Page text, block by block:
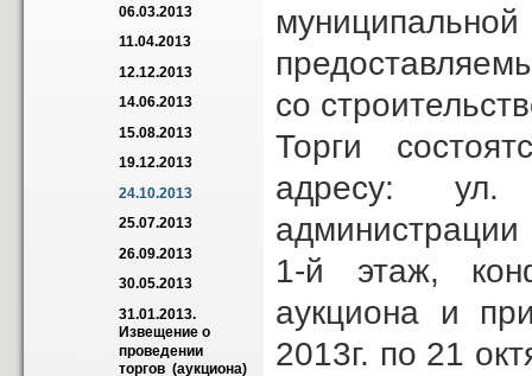
06.03.2013
11.04.2013
12.12.2013
14.06.2013
15.08.2013
19.12.2013
24.10.2013
25.07.2013
26.09.2013
30.05.2013
31.01.2013.
Извещение о
проведении
торгов  (аукциона)
со
Торги
адресу: ул.
1-й этаж,
аукциона и
2013г. по 21